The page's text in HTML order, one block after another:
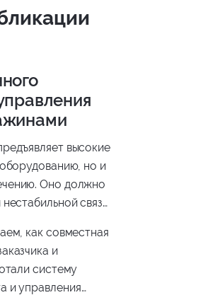
высокие
но и
Оно должно
связи,
передавать
принимать
информации.
как совместная
и
систему
и управления